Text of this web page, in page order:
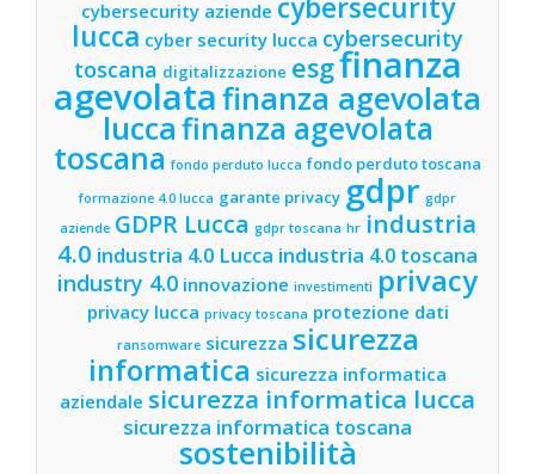
cybersecurity aziende cybersecurity
lucca cyber security lucca cybersecurity
toscana digitalizzazione esgfinanza
agevolatafinanza agevolata
luccafinanza agevolata
toscana fondo perduto lucca fondo perduto toscana
formazione 4.0 lucca garante privacy gdpr gdpr
aziende GDPR Lucca gdpr toscana hr industria
4.0 industria 4.0 Lucca industria 4.0 toscana
industry 4.0 innovazione investimenti privacy
privacy lucca privacy toscana protezione dati
ransomware sicurezza sicurezza
informatica sicurezza informatica
aziendale sicurezza informatica lucca
sicurezza informatica toscana
sostenibilità